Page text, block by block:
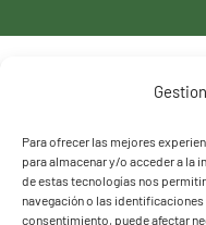
Para ofrecer las mejores
para almacenar y/o acceder a
de estas tecnologías nos
navegación o las
consentimiento, puede afectar